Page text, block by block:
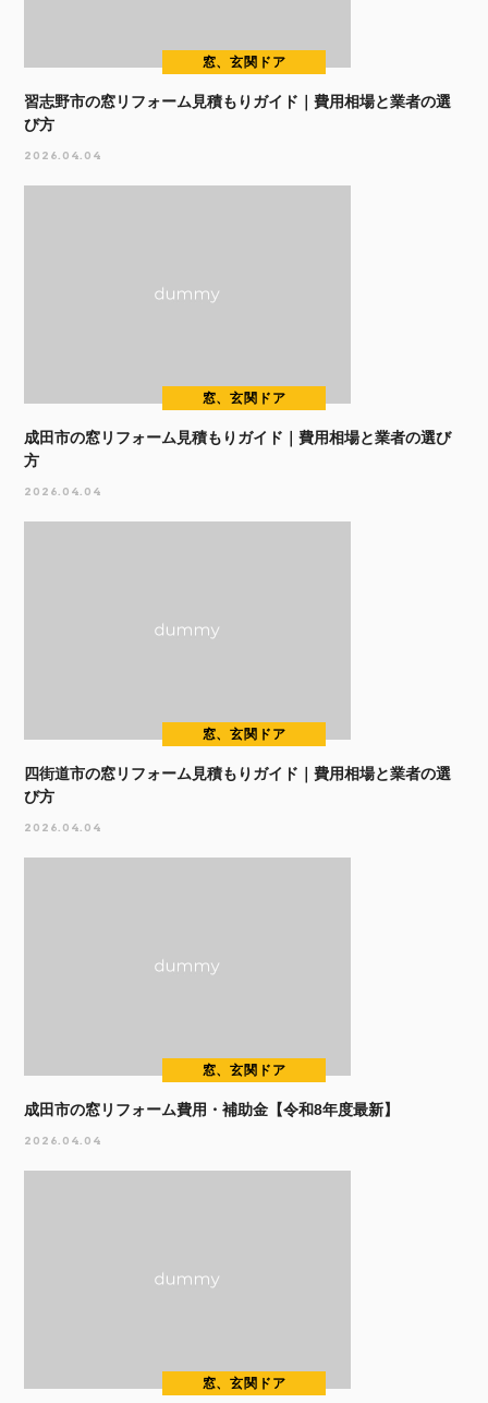
窓、玄関ドア
習志野市の窓リフォーム見積もりガイド｜費用相場と業者の選
び方
2026.04.04
窓、玄関ドア
成田市の窓リフォーム見積もりガイド｜費用相場と業者の選び
方
2026.04.04
窓、玄関ドア
四街道市の窓リフォーム見積もりガイド｜費用相場と業者の選
び方
2026.04.04
窓、玄関ドア
成田市の窓リフォーム費用・補助金【令和8年度最新】
2026.04.04
窓、玄関ドア